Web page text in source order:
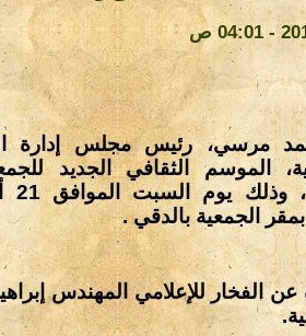
مرسي، رئيس مجلس إدارة
الموسم الثقافي الجديد
الجمعية بالدقي.
عن الفخار للإعلامي المهندس
.